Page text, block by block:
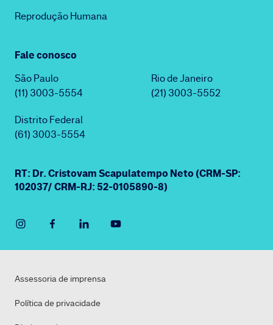
Reprodução Humana
Fale conosco
São Paulo
(11) 3003-5554
Rio de Janeiro
(21) 3003-5552
Distrito Federal
(61) 3003-5554
RT: Dr. Cristovam Scapulatempo Neto (CRM-SP:
102037/ CRM-RJ: 52-0105890-8)
Assessoria de imprensa
Política de privacidade